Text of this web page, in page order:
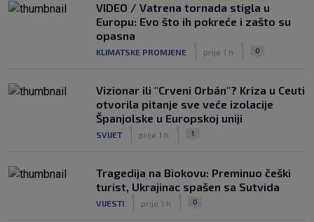
VIDEO / Vatrena tornada stigla u
Europu: Evo što ih pokreće i zašto su
opasna
KLIMATSKE PROMJENE prije 1 h 0
Vizionar ili "Crveni Orbán"? Kriza u Ceuti
otvorila pitanje sve veće izolacije
Španjolske u Europskoj uniji
SVIJET prije 1 h 1
Tragedija na Biokovu: Preminuo češki
turist, Ukrajinac spašen sa Sutvida
VIJESTI prije 1 h 0